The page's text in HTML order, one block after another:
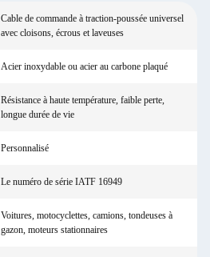
Cable de commande à traction-poussée universel
avec cloisons, écrous et laveuses
Acier inoxydable ou acier au carbone plaqué
Résistance à haute température, faible perte,
longue durée de vie
Personnalisé
Le numéro de série IATF 16949
Voitures, motocyclettes, camions, tondeuses à
gazon, moteurs stationnaires